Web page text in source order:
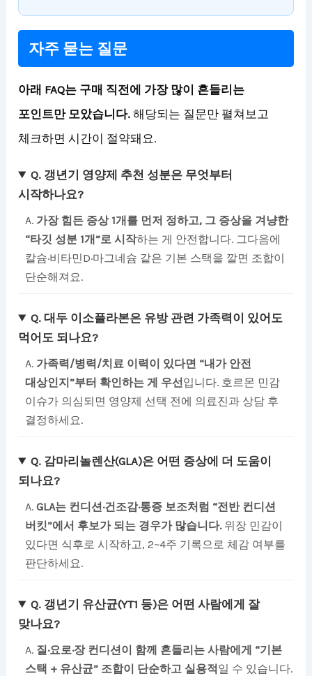
자주 묻는 질문
아래 FAQ는 구매 직전에 가장 많이 흔들리는
포인트만 모았습니다. 해당되는 질문만 펼쳐보고
체크하면 시간이 절약돼요.
Q. 갱년기 영양제 추천 성분은 무엇부터
시작하나요?
A. 가장 힘든 증상 1개를 먼저 정하고, 그 증상을 겨냥한
“타깃 성분 1개”로 시작하는 게 안전합니다. 그다음에
칼슘·비타민D·마그네슘 같은 기본 스택을 깔면 조합이
단순해져요.
Q. 대두 이소플라본은 유방 관련 가족력이 있어도
먹어도 되나요?
A. 가족력/병력/치료 이력이 있다면 “내가 안전
대상인지”부터 확인하는 게 우선입니다. 호르몬 민감
이슈가 의심되면 영양제 선택 전에 의료진과 상담 후
결정하세요.
Q. 감마리놀렌산(GLA)은 어떤 증상에 더 도움이
되나요?
A.GLA는 컨디션·건조감·통증 보조처럼 “전반 컨디션
버킷”에서 후보가 되는 경우가 많습니다.위장 민감이
있다면 식후로 시작하고, 2~4주 기록으로 체감 여부를
판단하세요.
Q. 갱년기 유산균(YT1 등)은 어떤 사람에게 잘
맞나요?
A. 질·요로·장 컨디션이 함께 흔들리는 사람에게 “기본
스택 + 유산균” 조합이 단순하고 실용적일 수 있습니다.